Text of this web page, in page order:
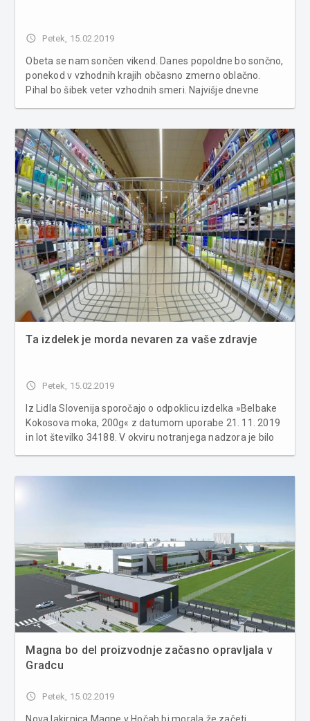
access_time Petek, 15.02.2019
Obeta se nam sončen vikend. Danes popoldne bo sončno,
ponekod v vzhodnih krajih občasno zmerno oblačno.
Pihal bo šibek veter vzhodnih smeri. Najvišje dnevne
temperature bodo od -5...
Ta izdelek je morda nevaren za vaše zdravje
access_time Petek, 15.02.2019
Iz Lidla Slovenija sporočajo o odpoklicu izdelka »Belbake
Kokosova moka, 200g« z datumom uporabe 21. 11. 2019
in lot številko 34188. V okviru notranjega nadzora je bilo
Magna bo del proizvodnje začasno opravljala v
Gradcu
access_time Petek, 15.02.2019